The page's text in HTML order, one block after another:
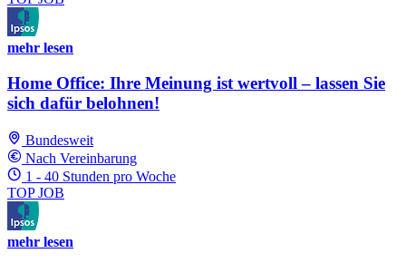
mehr lesen
Home Office: Ihre Meinung ist wertvoll – lassen Sie
sich dafür belohnen!
Bundesweit
Nach Vereinbarung
1 - 40 Stunden pro Woche
TOP JOB
mehr lesen